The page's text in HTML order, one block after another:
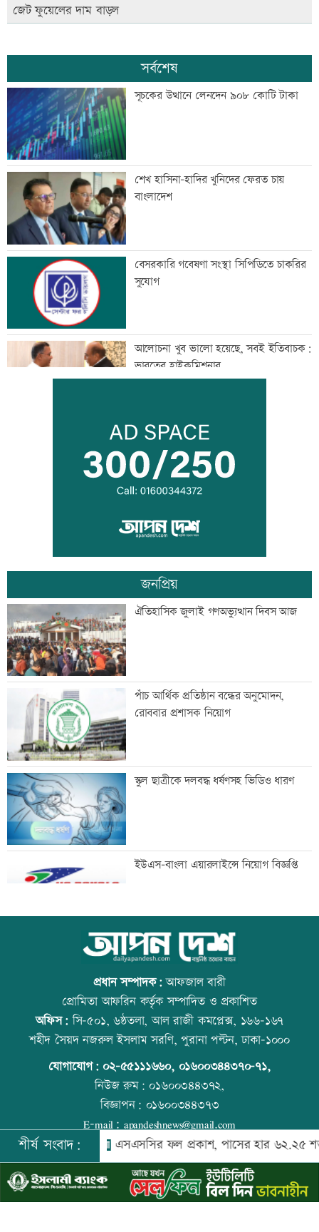
জেট ফুয়েলের দাম বাড়ল
সর্বশেষ
সূচকের উত্থানে লেনদেন ৯০৮ কোটি টাকা
শেখ হাসিনা-হাদির খুনিদের ফেরত চায়
বাংলাদেশ
বেসরকারি গবেষণা সংস্থা সিপিডিতে চাকরির
সুযোগ
আলোচনা খুব ভালো হয়েছে, সবই ইতিবাচক:
ভারতের হাইকমিশনার
মানবিক বিভাগের অর্ধেকের বেশি শিক্ষার্থী
অকৃতকার্য
মেধার শতভাগ নিরপেক্ষ মূল্যায়ন নিশ্চিত করা
হয়েছে: মাহ্দী আমিন
এসএসসির ফলাফল পুনর্নিরীক্ষণের আবেদন
করবেন যেভাবে
তিন আর্থিক প্রতিষ্ঠানের লেনদেন সাময়িক বন্ধ
নাছিমা কাদির মোল্লা স্কুলের সবাই পেল
জিপিএ-৫
দেড় ঘণ্টায় ৩৪৩ কোটি টাকার লেনদেন
ট্রাকের পেছনে প্রাইভেটকারের ধাক্কা, প্রাণ
গেল সহকারী জজের
ফেলের হার বেশি হওয়ার কারণ জানালেন
ঢাকা বোর্ডের চেয়ারম্যান
ঘুমের মধ্যে সাপের ছোবল, সাপসহ
হাসপাতালে চৈতী
খাতা পুনর্নিরীক্ষণ নিয়ে যা বললেন শিক্ষামন্ত্রী
জনপ্রিয়
ঐতিহাসিক জুলাই গণঅভ্যুত্থান দিবস আজ
পাঁচ আর্থিক প্রতিষ্ঠান বন্ধের অনুমোদন,
রোববার প্রশাসক নিয়োগ
স্কুল ছাত্রীকে দলবদ্ধ ধর্ষণসহ ভিডিও ধারণ
ইউএস-বাংলা এয়ারলাইন্সে নিয়োগ বিজ্ঞপ্তি
আজ স্বর্ণ-রুপা যে দামে বিক্রি হচ্ছে
ট্রেনের ধাক্কায় শিক্ষার্থীসহ নিহত ৪
কাঁচা মরিচের দাম কমলেও ডিমের দাম
বাড়তি
আজ দেশে স্বর্ণের দাম বাড়ল নাকি কমলো
প্রধান সম্পাদক:আফজাল বারী
প্রোমিতা আফরিন কর্তৃক সম্পাদিত ও প্রকাশিত
অফিস:সি-৫০১, ৬ষ্ঠতলা, আল রাজী কমপ্লেক্স, ১৬৬-১৬৭
শহীদ সৈয়দ নজরুল ইসলাম সরণি, পুরানা পল্টন, ঢাকা-১০০০
যোগাযোগ: ০২-৫৫১১১৬৬০, ০১৬০০৩৪৪৩৭০-৭১,
নিউজ রুম:০১৬০০৩৪৪৩৭২,
বিজ্ঞাপন: ০১৬০০৩৪৪৩৭৩
E-mail: apandeshnews@gmail.com
©২০২৬ |আপন দেশ ডটকমকর্তৃক সর্বসত্ব ® সংরক্ষিত | উন্নয়নে
ইমিথমেকারস.কম
শীর্ষ সংবাদ:
নিহত এসএসসির ফল প্রকাশ, পাসের হার ৬২.২৫ শতাংশ